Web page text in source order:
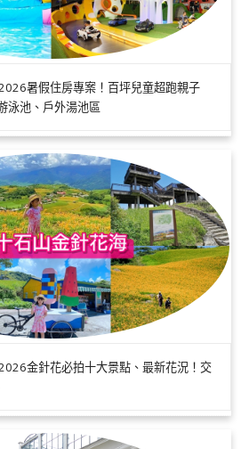
暑假住房專案！百坪兒童超跑親子
泳池、戶外湯池區
金針花必拍十大景點、最新花況！交